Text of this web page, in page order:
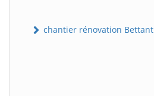
chantier rénovation Bettant